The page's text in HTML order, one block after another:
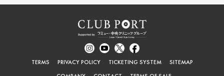
TERMS PRIVACY POLICY TICKETING SYSTEM
SITEMAP